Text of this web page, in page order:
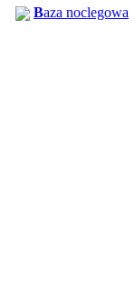
Baza noclegowa